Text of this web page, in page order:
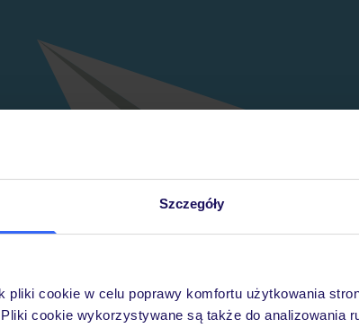
Szczegóły
pliki cookie w celu poprawy komfortu użytkowania
cookie wykorzystywane są także do analizowania